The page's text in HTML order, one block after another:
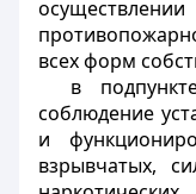
всех форм
в
соблюдение
и
взрывчатых,